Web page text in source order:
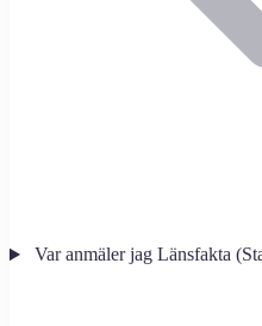
Var anmäler jag Länsfakta